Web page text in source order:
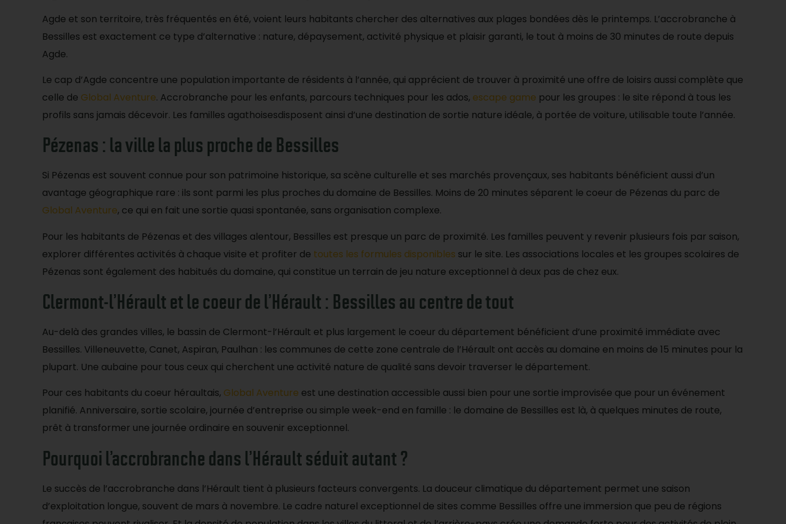
Agde et son territoire, très fréquentés en été, voient leurs habitants chercher des alternatives aux plages bondées dès le printemps. L’accrobranche à
Bessilles est exactement ce type d’alternative : nature, dépaysement, activité physique et plaisir garanti, le tout à moins de 30 minutes de route depuis
Agde.
Le cap d’Agde concentre une population importante de résidents à l’année, qui apprécient de trouver à proximité une offre de loisirs aussi complète que
celle de Global Aventure. Accrobranche pour les enfants, parcours techniques pour les ados, escape game pour les groupes : le site répond à tous les
profils sans jamais décevoir. Les familles agathoisesdisposent ainsi d’une destination de sortie nature idéale, à portée de voiture, utilisable toute l’année.
Pézenas : la ville la plus proche de Bessilles
Si Pézenas est souvent connue pour son patrimoine historique, sa scène culturelle et ses marchés provençaux, ses habitants bénéficient aussi d’un
avantage géographique rare : ils sont parmi les plus proches du domaine de Bessilles. Moins de 20 minutes séparent le coeur de Pézenas du parc de
Global Aventure, ce qui en fait une sortie quasi spontanée, sans organisation complexe.
Pour les habitants de Pézenas et des villages alentour, Bessilles est presque un parc de proximité. Les familles peuvent y revenir plusieurs fois par saison,
explorer différentes activités à chaque visite et profiter de toutes les formules disponibles sur le site. Les associations locales et les groupes scolaires de
Pézenas sont également des habitués du domaine, qui constitue un terrain de jeu nature exceptionnel à deux pas de chez eux.
Clermont-l’Hérault et le coeur de l’Hérault : Bessilles au centre de tout
Au-delà des grandes villes, le bassin de Clermont-l’Hérault et plus largement le coeur du département bénéficient d’une proximité immédiate avec
Bessilles. Villeneuvette, Canet, Aspiran, Paulhan : les communes de cette zone centrale de l’Hérault ont accès au domaine en moins de 15 minutes pour la
plupart. Une aubaine pour tous ceux qui cherchent une activité nature de qualité sans devoir traverser le département.
Pour ces habitants du coeur héraultais, Global Aventure est une destination accessible aussi bien pour une sortie improvisée que pour un événement
planifié. Anniversaire, sortie scolaire, journée d’entreprise ou simple week-end en famille : le domaine de Bessilles est là, à quelques minutes de route,
prêt à transformer une journée ordinaire en souvenir exceptionnel.
Pourquoi l’accrobranche dans l’Hérault séduit autant ?
Le succès de l’accrobranche dans l’Hérault tient à plusieurs facteurs convergents. La douceur climatique du département permet une saison
d’exploitation longue, souvent de mars à novembre. Le cadre naturel exceptionnel de sites comme Bessilles offre une immersion que peu de régions